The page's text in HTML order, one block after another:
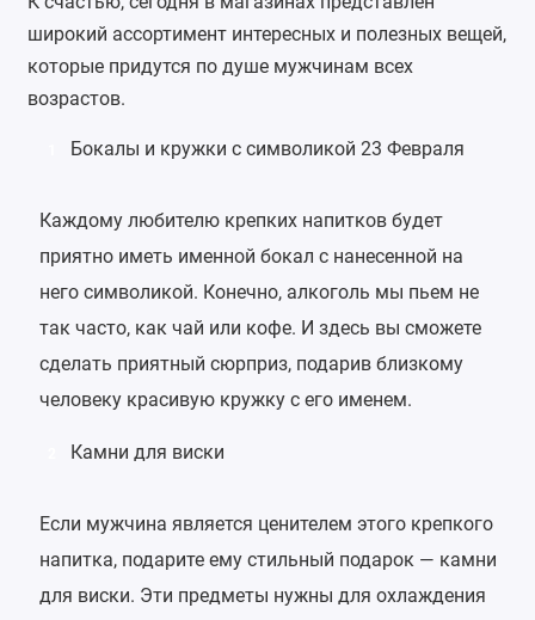
широкий ассортимент интересных и полезных вещей,
которые придутся по душе мужчинам всех
возрастов.
Бокалы и кружки с символикой 23 Февраля
Каждому любителю крепких напитков будет
приятно иметь именной бокал с нанесенной на
него символикой. Конечно, алкоголь мы пьем не
так часто, как чай или кофе. И здесь вы сможете
сделать приятный сюрприз, подарив близкому
человеку красивую кружку с его именем.
Камни для виски
Если мужчина является ценителем этого крепкого
напитка, подарите ему стильный подарок — камни
для виски. Эти предметы нужны для охлаждения